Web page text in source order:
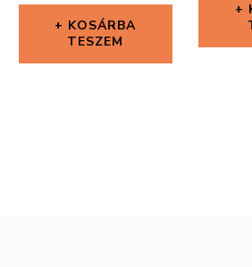
KOSÁRBA
TESZEM